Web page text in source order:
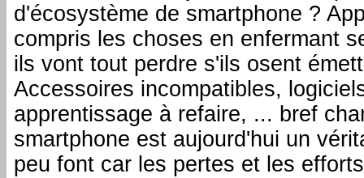
d'écosystème de smartphone ?
compris les choses en enfermant
ils vont tout perdre s'ils osent
Accessoires incompatibles,
apprentissage à refaire, ... bref
smartphone est aujourd'hui un
peu font car les pertes et les